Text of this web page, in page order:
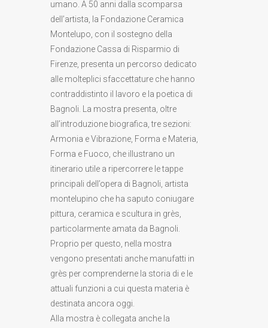
umano. A 50 anni dalla scomparsa
dell’artista, la Fondazione Ceramica
Montelupo, con il sostegno della
Fondazione Cassa di Risparmio di
Firenze, presenta un percorso dedicato
alle molteplici sfaccettature che hanno
contraddistinto il lavoro e la poetica di
Bagnoli. La mostra presenta, oltre
all’introduzione biografica, tre sezioni:
Armonia e Vibrazione, Forma e Materia,
Forma e Fuoco, che illustrano un
itinerario utile a ripercorrere le tappe
principali dell’opera di Bagnoli, artista
montelupino che ha saputo coniugare
pittura, ceramica e scultura in grès,
particolarmente amata da Bagnoli.
Proprio per questo, nella mostra
vengono presentati anche manufatti in
grès per comprenderne la storia di e le
attuali funzioni a cui questa materia è
destinata ancora oggi.
Alla mostra è collegata anche la